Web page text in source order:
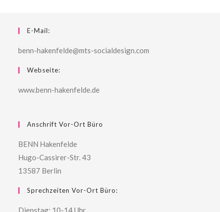
E-Mail:
benn-hakenfelde@mts-socialdesign.com
Webseite:
www.benn-hakenfelde.de
Anschrift Vor-Ort Büro
BENN Hakenfelde
Hugo-Cassirer-Str. 43
13587 Berlin
Sprechzeiten Vor-Ort Büro:
Dienstag: 10-14 Uhr